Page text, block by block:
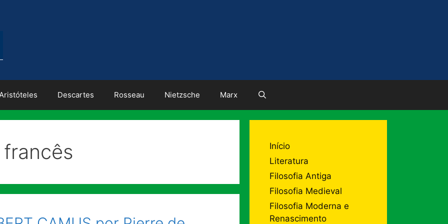
Descartes Rosseau Nietzsche Marx
Início
Literatura
Filosofia Antiga
Filosofia Medieval
Filosofia Moderna e
Renascimento